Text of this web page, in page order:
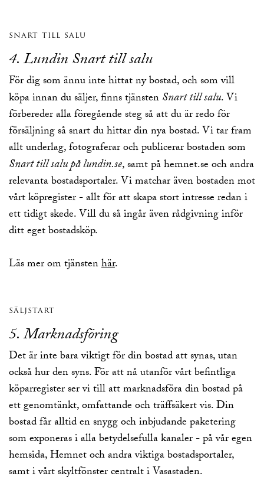
snart till salu
4. LundinSnart till salu
För dig som ännu inte hittat ny bostad, och som vill
köpa innan du säljer, finns tjänstenSnart till salu. Vi
förbereder alla föregående steg så att du är redo för
försäljning så snart du hittar din nya bostad. Vi tar fram
allt underlag, fotograferar och publicerar bostaden som
Snart till salu på lundin.se, samt på hemnet.se och andra
relevanta bostadsportaler. Vi matchar även bostaden mot
vårt köpregister - allt för att skapa stort intresse redan i
ett tidigt skede. Vill du så ingår även rådgivning inför
ditt eget bostadsköp.
Läs mer om tjänstenhär.
säljstart
5. Marknadsföring
Det är inte bara viktigt för din bostad att synas, utan
också hur den syns. För att nå utanför vårt befintliga
köparregister ser vi till att marknadsföra din bostad på
ett genomtänkt, omfattande och träffsäkert vis. Din
bostad får alltid en snygg och inbjudande paketering
som exponeras i alla betydelsefulla kanaler - på vår egen
hemsida, Hemnet och andra viktiga bostadsportaler,
samt i vårt skyltfönster centralt i Vasastaden.